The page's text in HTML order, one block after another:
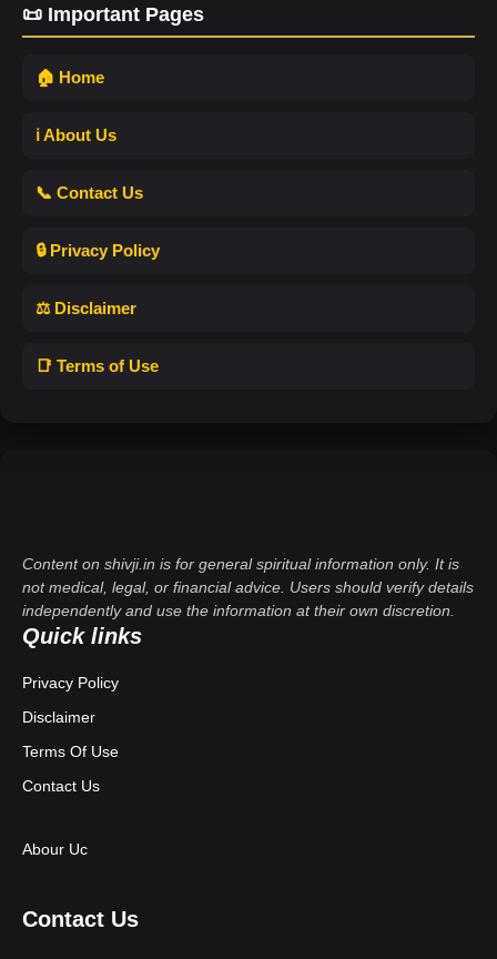
📜 Important Pages
🏠 Home
ℹ️ About Us
📞 Contact Us
🔒 Privacy Policy
⚖️ Disclaimer
📑 Terms of Use
Content on shivji.in is for general spiritual information only. It is
not medical, legal, or financial advice. Users should verify details
independently and use the information at their own discretion.
Quick links
Privacy Policy
Disclaimer
Terms Of Use
Contact Us
Abour Uc
Contact Us